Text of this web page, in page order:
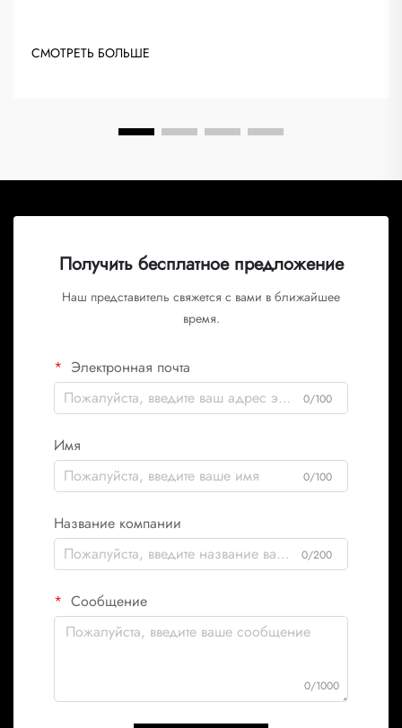
СМОТРЕТЬ БОЛЬШЕ
Получить бесплатное предложение
Наш представитель свяжется с вами в ближайшее
время.
Электронная почта
0/100
Имя
0/100
Название компании
0/200
Сообщение
0/1000